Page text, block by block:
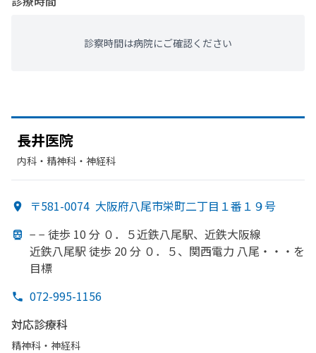
診察時間は病院にご確認ください
長井医院
内科・​精神科・神経科
〒581-0074 大阪府八尾市栄町二丁目１番１９号
− − 徒歩 10 分 ０．
５近鉄八尾駅、 近鉄大阪線
近鉄八尾駅 徒歩 20 分 ０．５、 関西電力 八尾・・・を
目標
072-995-1156
対応診療科
精神科・神経科